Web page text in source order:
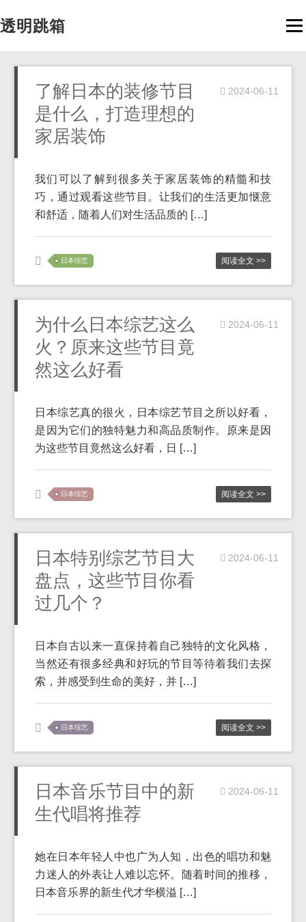
透明跳箱
了解日本的装修节目
是什么，打造理想的
家居装饰
2024-06-11
我们可以了解到很多关于家居装饰的精髓和技
巧，通过观看这些节目。让我们的生活更加惬意
和舒适，随着人们对生活品质的 […]
日本综艺 阅读全文 >>
为什么日本综艺这么
火？原来这些节目竟
然这么好看
2024-06-11
日本综艺真的很火，日本综艺节目之所以好看，
是因为它们的独特魅力和高品质制作。原来是因
为这些节目竟然这么好看，日 […]
日本综艺 阅读全文 >>
日本特别综艺节目大
盘点，这些节目你看
过几个？
2024-06-11
日本自古以来一直保持着自己独特的文化风格，
当然还有很多经典和好玩的节目等待着我们去探
索，并感受到生命的美好，并 […]
日本综艺 阅读全文 >>
日本音乐节目中的新
生代唱将推荐
2024-06-11
她在日本年轻人中也广为人知，出色的唱功和魅
力迷人的外表让人难以忘怀。随着时间的推移，
日本音乐界的新生代才华横溢 […]